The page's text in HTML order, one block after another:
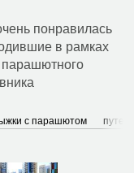
понравилась
в рамках
с парашютом